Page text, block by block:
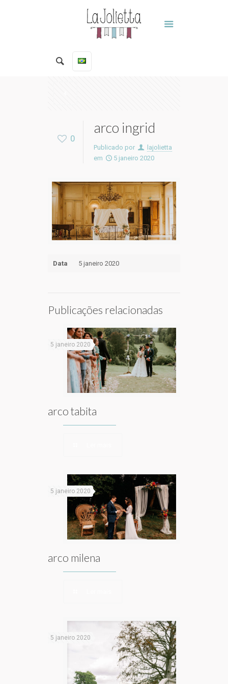
0
arco ingrid
Publicado por
lajolietta
em
5 janeiro 2020
Data 5 janeiro 2020
Publicações relacionadas
5 janeiro 2020
arco tabita
5 janeiro 2020
arco milena
5 janeiro 2020